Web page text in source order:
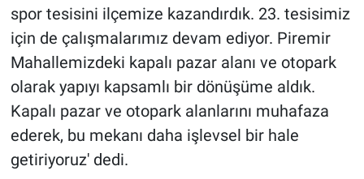
spor tesisini ilçemize kazandırdık. 23. tesisimiz
için de çalışmalarımız devam ediyor. Piremir
Mahallemizdeki kapalı pazar alanı ve otopark
olarak yapıyı kapsamlı bir dönüşüme aldık.
Kapalı pazar ve otopark alanlarını muhafaza
ederek, bu mekanı daha işlevsel bir hale
getiriyoruz' dedi.